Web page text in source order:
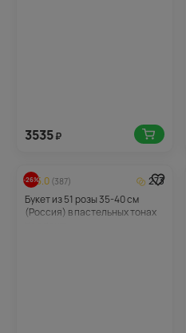
3535₽
-26%5.0 (387)
273
Букет из 51 розы 35-40 см
(Россия) в пастельных тонах